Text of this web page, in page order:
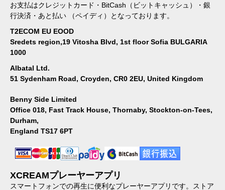
お支払はクレジットカード・BitCash（ビットキャッシュ）・銀
行決済・あと払い （ペイディ）となっております。
T2ECOM EU EOOD
Sredets region,19 Vitosha Blvd, 1st floor Sofia BULGARIA
1000
Albatal Ltd.
51 Sydenham Road, Croyden, CR0 2EU, United Kingdom
Benny Side Limited
Office 018, Fast Track House, Thornaby, Stockton-on-Tees,
Durham,
England TS17 6PT
XCREAMプレーヤーアプリ
スマートフォンでの再生に便利なプレーヤーアプリです。ストア